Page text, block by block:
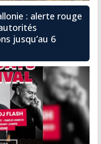
: alerte rouge
jusqu’au 6